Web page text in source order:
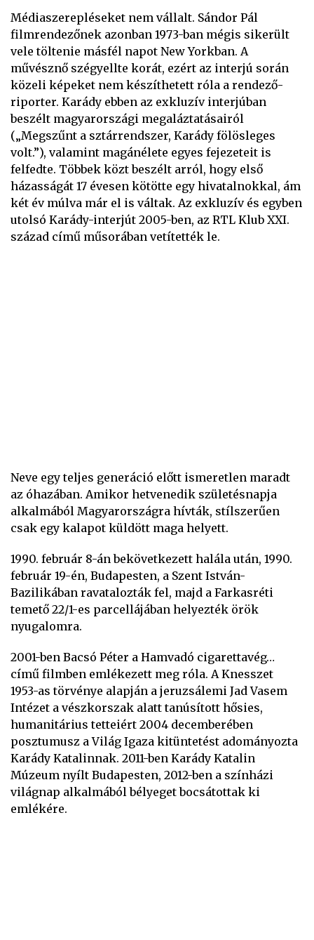
Médiaszerepléseket nem vállalt. Sándor Pál
filmrendezőnek azonban 1973-ban mégis sikerült
vele töltenie másfél napot New Yorkban. A
művésznő szégyellte korát, ezért az interjú során
közeli képeket nem készíthetett róla a rendező-
riporter. Karády ebben az exkluzív interjúban
beszélt magyarországi megaláztatásairól
(„Megszűnt a sztárrendszer, Karády fölösleges
volt.”), valamint magánélete egyes fejezeteit is
felfedte. Többek közt beszélt arról, hogy első
házasságát 17 évesen kötötte egy hivatalnokkal, ám
két év múlva már el is váltak. Az exkluzív és egyben
utolsó Karády-interjút 2005-ben, az RTL Klub XXI.
század című műsorában vetítették le.
Neve egy teljes generáció előtt ismeretlen maradt
az óhazában. Amikor hetvenedik születésnapja
alkalmából Magyarországra hívták, stílszerűen
csak egy kalapot küldött maga helyett.
1990. február 8-án bekövetkezett halála után, 1990.
február 19-én, Budapesten, a Szent István-
Bazilikában ravatalozták fel, majd a Farkasréti
temető 22/1-es parcellájában helyezték örök
nyugalomra.
2001-ben Bacsó Péter a Hamvadó cigarettavég…
című filmben emlékezett meg róla. A Knesszet
1953-as törvénye alapján a jeruzsálemi Jad Vasem
Intézet a vészkorszak alatt tanúsított hősies,
humanitárius tetteiért 2004 decemberében
posztumusz a Világ Igaza kitüntetést adományozta
Karády Katalinnak. 2011-ben Karády Katalin
Múzeum nyílt Budapesten, 2012-ben a színházi
világnap alkalmából bélyeget bocsátottak ki
emlékére.